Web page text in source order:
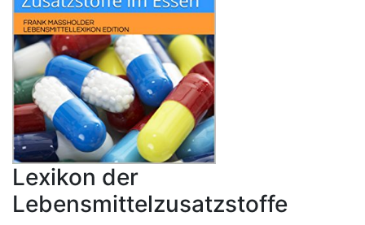
Lexikon der
Lebensmittelzusatzstoffe